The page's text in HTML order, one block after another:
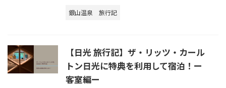
銀山温泉 旅行記
【日光 旅行記】ザ・リッツ・カール
トン日光に特典を利用して宿泊！ー
客室編ー